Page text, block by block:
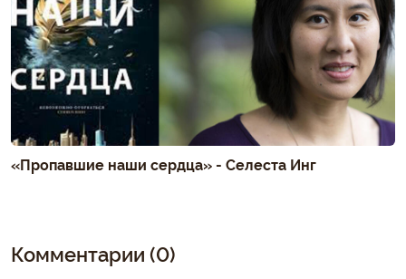
«Пропавшие наши сердца» - Селеста Инг
Комментарии (0)